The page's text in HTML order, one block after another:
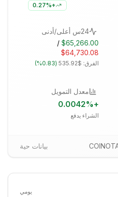
+
0.27%
24س أعلى/أدنى
$65,266.00
/
$64,730.08
الفرق: $535.92
(
0.83%
)
معدل التمويل
+
0.0042%
الشراء يدفع
بيانات حية
يومي